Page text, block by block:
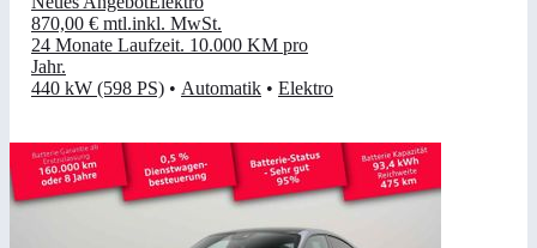
870,00 € mtl.inkl. MwSt.
24 Monate Laufzeit. 10.000 KM pro
Jahr.
440 kW (598 PS) • Automatik • Elektro